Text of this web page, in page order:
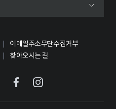
이메일주소무단수집거부
찾아오시는 길